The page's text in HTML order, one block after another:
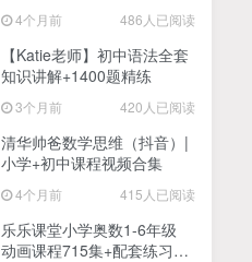
4个月前 486人已阅读
【Katie老师】初中语法全套
知识讲解+1400题精练
3个月前 420人已阅读
清华帅爸数学思维（抖音）|
小学+初中课程视频合集
4个月前 415人已阅读
乐乐课堂小学奥数1-6年级
动画课程715集+配套练习册